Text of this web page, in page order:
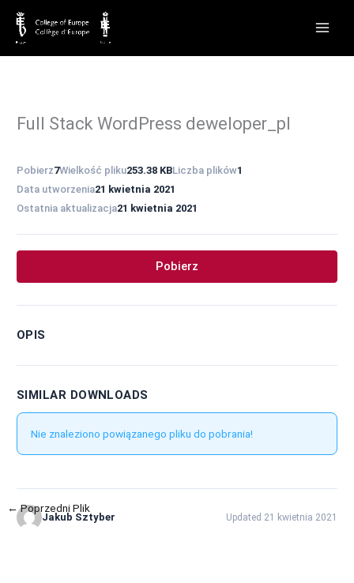
treści
Full Stack WordPress deweloper_pl
Pobierz7Wielkość pliku253.38 KBLiczba plików1
Data utworzenia21 kwietnia 2021
Ostatnia aktualizacja21 kwietnia 2021
Pobierz
OPIS
SIMILAR DOWNLOADS
Nie znaleziono powiązanego pliku do pobrania!
Jakub Sztyber Updated 21 kwietnia 2021
←Poprzedni Plik